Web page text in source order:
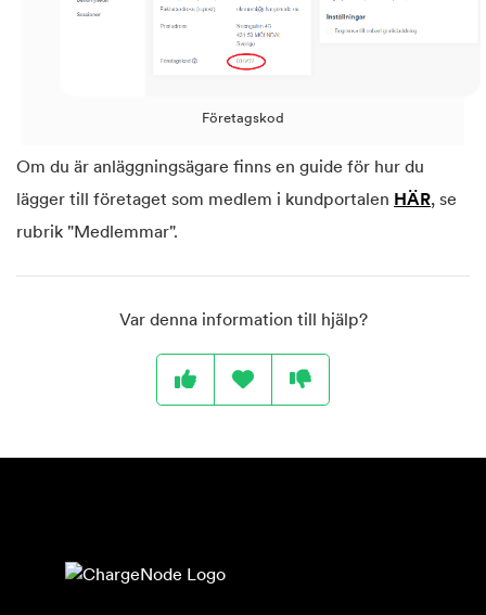
Företagskod
Om du är anläggningsägare finns en guide för hur du
lägger till företaget som medlem i kundportalen HÄR, se
rubrik "Medlemmar".
Var denna information till hjälp?